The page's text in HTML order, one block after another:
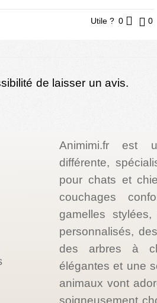
Utile ? 0 0
de laisser un avis.
Animimi.fr est
différente,
pour chats et
couchages
gamelles
personnalisés,
des arbres à
élégantes et une
animaux vont
soigneusement